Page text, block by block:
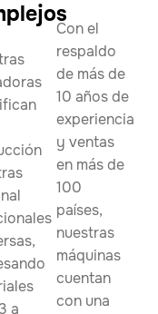
a
Con el
respaldo
de más de
10 años de
experiencia
y ventas
en más de
100
países,
nuestras
máquinas
cuentan
con una